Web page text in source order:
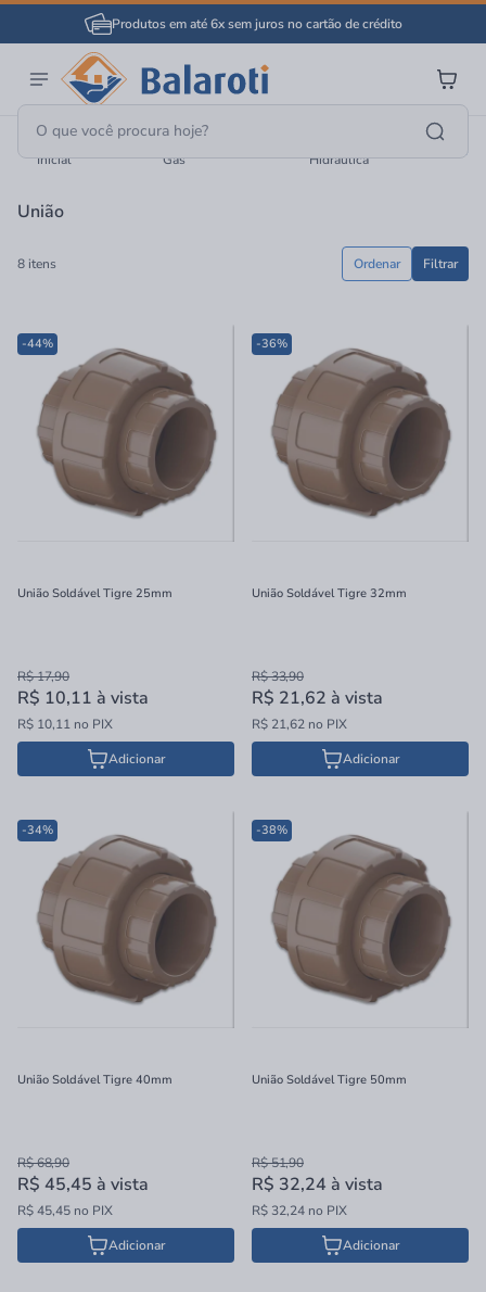
Produtos em até 6x sem juros no cartão de crédito
Página
Inicial
Material Hidráulico E
Gás
Hidraúlica
União
União
8 itens Filtrar
Ordenar
-44%
União Soldável Tigre 25mm
R$ 17,90
R$ 10,11 à vista
R$ 10,11 no PIX
Adicionar
-36%
União Soldável Tigre 32mm
R$ 33,90
R$ 21,62 à vista
R$ 21,62 no PIX
Adicionar
-34%
União Soldável Tigre 40mm
R$ 68,90
R$ 45,45 à vista
R$ 45,45 no PIX
Adicionar
-38%
União Soldável Tigre 50mm
R$ 51,90
R$ 32,24 à vista
R$ 32,24 no PIX
Adicionar